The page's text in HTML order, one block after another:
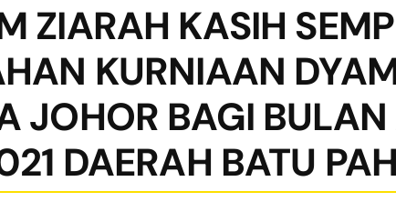
ZIARAH KASIH
KURNIAAN
JOHOR BAGI BULAN
DAERAH BATU